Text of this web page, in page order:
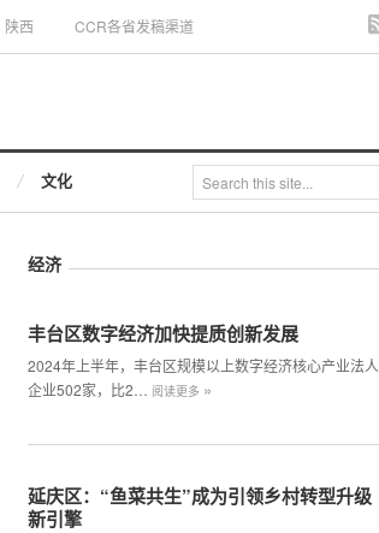
陕西 CCR各省发稿渠道
文化
经济
丰台区数字经济加快提质创新发展
2024年上半年，丰台区规模以上数字经济核心产业法人
企业502家，比2…
阅读更多 »
延庆区：“鱼菜共生”成为引领乡村转型升级
新引擎